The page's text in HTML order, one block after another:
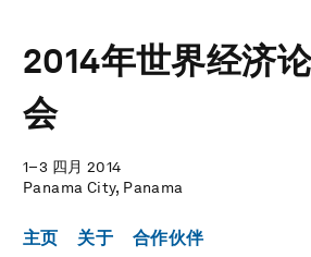
2014年世界经济
会
1–3 四月 2014
Panama City, Panama
主页 关于 合作伙伴